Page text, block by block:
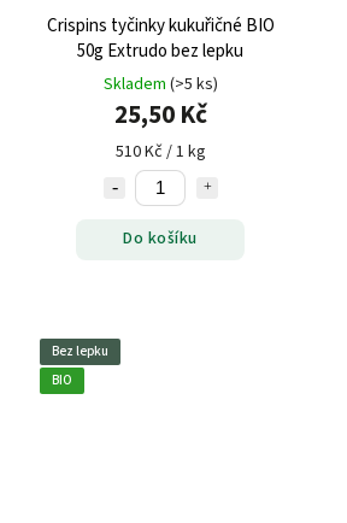
Crispins tyčinky kukuřičné BIO
50g Extrudo bez lepku
Skladem (>5 ks)
25,50 Kč
510 Kč / 1 kg
Do košíku
Bez lepku
BIO